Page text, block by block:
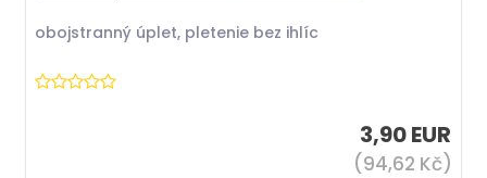
obojstranný úplet, pletenie bez ihlíc
3,90 EUR
(94,62 Kč)